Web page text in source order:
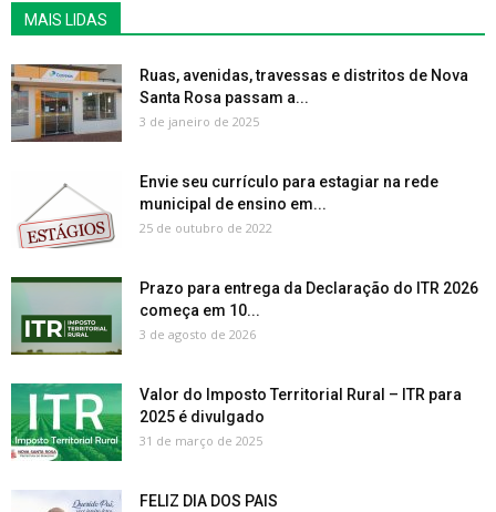
MAIS LIDAS
Ruas, avenidas, travessas e distritos de Nova
Santa Rosa passam a...
3 de janeiro de 2025
Envie seu currículo para estagiar na rede
municipal de ensino em...
25 de outubro de 2022
Prazo para entrega da Declaração do ITR 2026
começa em 10...
3 de agosto de 2026
Valor do Imposto Territorial Rural – ITR para
2025 é divulgado
31 de março de 2025
FELIZ DIA DOS PAIS